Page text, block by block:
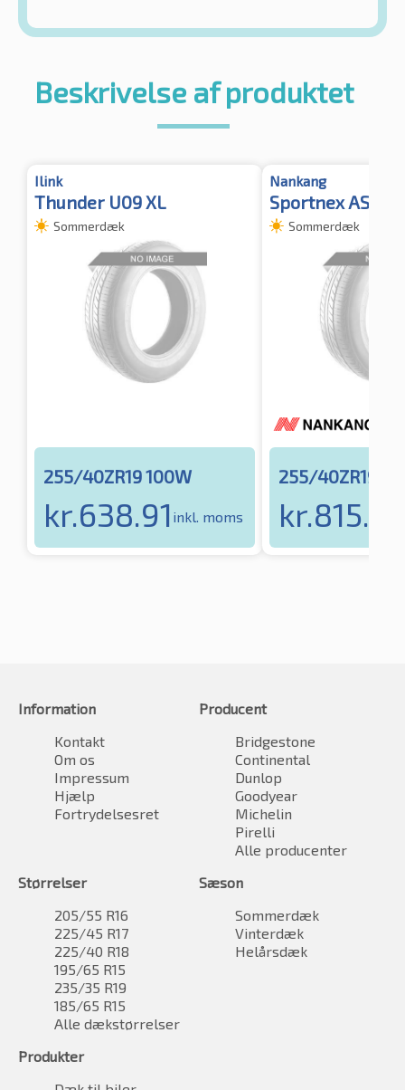
Beskrivelse af produktet
Ilink
Thunder U09 XL
Sommerdæk
255/40ZR19 100W
kr.638.91 inkl. moms
Nankang
Sportnex AS-3
Sommerdæk
255/40ZR19
kr.815.65
Information
Kontakt
Om os
Impressum
Hjælp
Fortrydelsesret
Producent
Bridgestone
Continental
Dunlop
Goodyear
Michelin
Pirelli
Alle producenter
Størrelser
205/55 R16
225/45 R17
225/40 R18
195/65 R15
235/35 R19
185/65 R15
Alle dækstørrelser
Sæson
Sommerdæk
Vinterdæk
Helårsdæk
Produkter